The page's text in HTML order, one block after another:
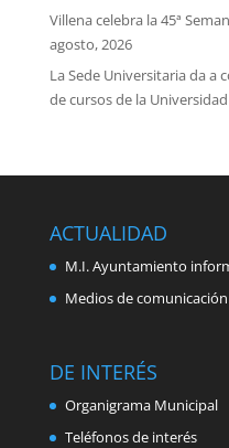
Villena celebra la 45ª
agosto, 2026
La Sede Universitaria da a
de cursos de la
ACTUALIDAD
M.I. Ayuntamiento
Medios de comunicación
DE INTERÉS
Organigrama Municipal
Teléfonos de interés